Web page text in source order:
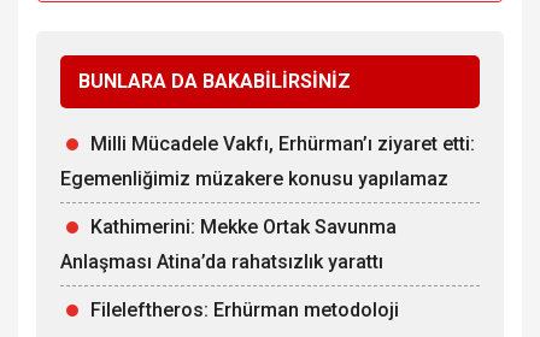
BUNLARA DA BAKABİLİRSİNİZ
Milli Mücadele Vakfı, Erhürman’ı ziyaret etti:
Egemenliğimiz müzakere konusu yapılamaz
Kathimerini: Mekke Ortak Savunma
Anlaşması Atina’da rahatsızlık yarattı
Fileleftheros: Erhürman metodoloji